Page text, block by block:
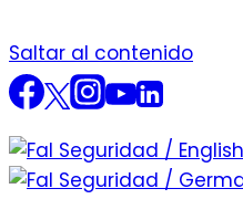
Saltar al contenido